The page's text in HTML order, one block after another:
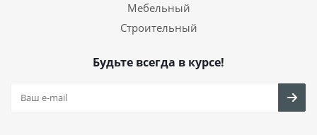
Мебельный
Строительный
Будьте всегда в курсе!